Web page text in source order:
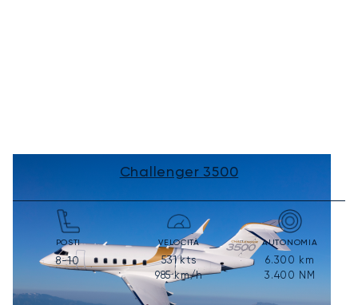
Challenger 3500
POSTI
8-10
VELOCITÀ
531kts
985km/h
AUTONOMIA
6.300 km
3.400 NM